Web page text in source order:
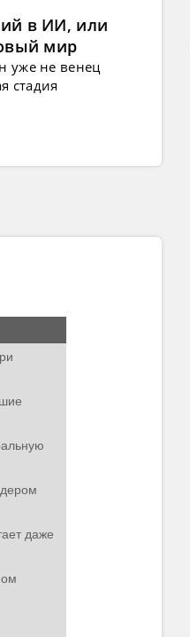
в ИИ, или
мир
уже не венец
стадия